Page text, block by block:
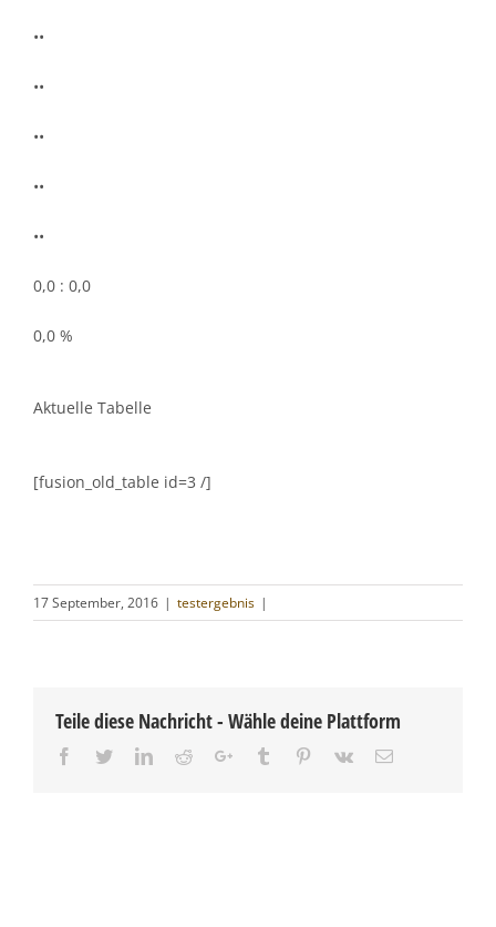
••
••
••
••
••
0,0 : 0,0
0,0 %
Aktuelle Tabelle
[fusion_old_table id=3 /]
17 September, 2016 | testergebnis |
Teile diese Nachricht - Wähle deine Plattform
Facebook
TwitterLinkedIn
RedditGoogle+Tumblr Pinterest
Vk Email